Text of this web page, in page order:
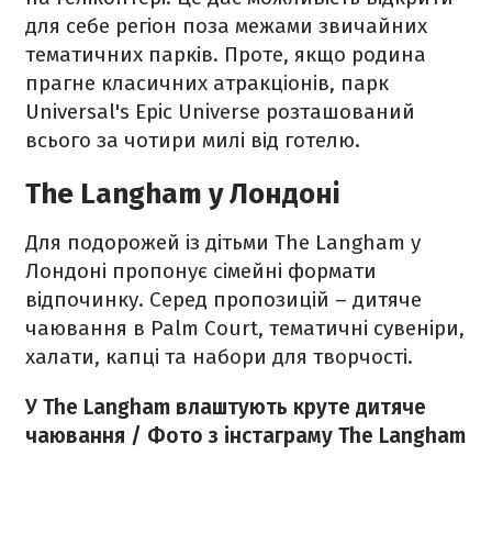
для себе регіон поза межами звичайних
тематичних парків. Проте, якщо родина
прагне класичних атракціонів, парк
Universal's Epic Universe розташований
всього за чотири милі від готелю.
The Langham у Лондоні
Для подорожей із дітьми The Langham у
Лондоні пропонує сімейні формати
відпочинку. Серед пропозицій – дитяче
чаювання в Palm Court, тематичні сувеніри,
халати, капці та набори для творчості.
У The Langham влаштують круте дитяче
чаювання / Фото з інстаграму The Langham